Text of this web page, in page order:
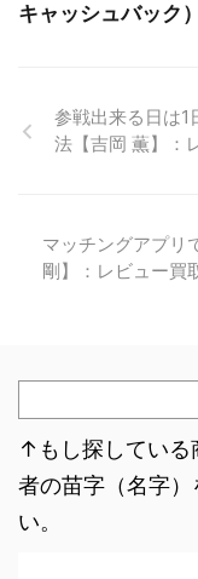
キャッシュバック）
参戦出来る日は
法【吉岡 薫】：
マッチングアプリ
剛】：レビュー買
↑もし探している
者の苗字（名字
い。